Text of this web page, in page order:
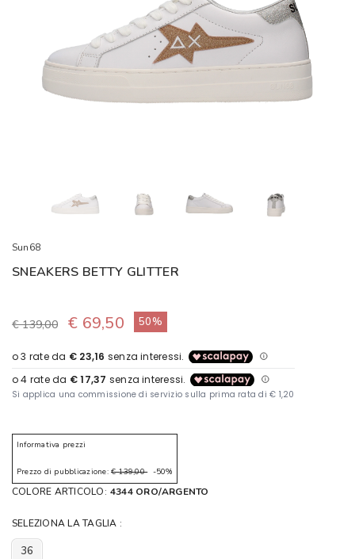
Sun68
SNEAKERS BETTY GLITTER
€ 139,00 € 69,50 50%
Informativa prezzi
Prezzo di pubblicazione: € 139,00-50%
COLORE ARTICOLO: 4344 ORO/ARGENTO
SELEZIONA LA TAGLIA :
36